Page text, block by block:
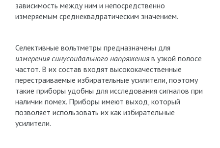
зависимость между ним и непосредственно
измеряемым среднеквадратическим значением.
Селективные вольтметры предназначены для
измерения синусоидального напряженияв узкой полосе
частот. В их состав входят высококачественные
перестраиваемые избирательные усилители, поэтому
такие приборы удобны для исследования сигналов при
наличии помех. Приборы имеют выход, который
позволяет использовать их как избирательные
усилители.